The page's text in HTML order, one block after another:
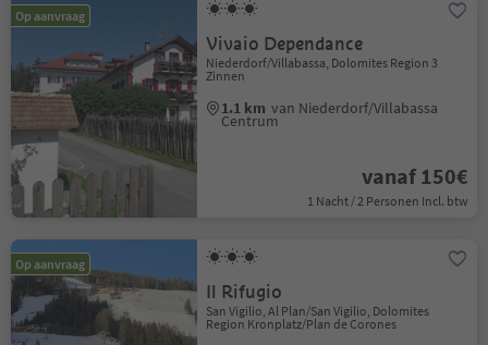
Op aanvraag
Vivaio Dependance
Niederdorf/Villabassa, Dolomites Region 3
Zinnen
1.1 km van Niederdorf/Villabassa
Centrum
vanaf 150€
1 Nacht / 2 Personen Incl. btw
Op aanvraag
Il Rifugio
San Vigilio, Al Plan/San Vigilio, Dolomites
Region Kronplatz/Plan de Corones